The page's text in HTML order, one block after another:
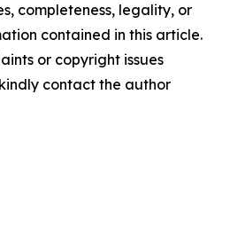
completeness, legality, or
contained in this article.
or copyright issues
contact the author